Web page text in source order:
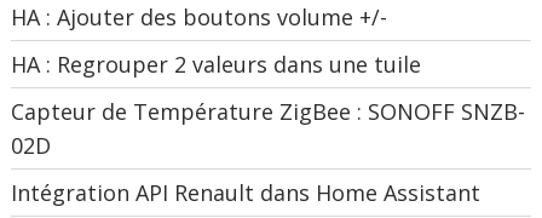
HA : Ajouter des boutons volume +/-
HA : Regrouper 2 valeurs dans une tuile
Capteur de Température ZigBee : SONOFF SNZB-
02D
Intégration API Renault dans Home Assistant